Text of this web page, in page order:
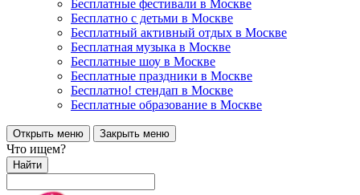
Бесплатные фестивали в Москве
Бесплатно с детьми в Москве
Бесплатный активный отдых в Москве
Бесплатная музыка в Москве
Бесплатные шоу в Москве
Бесплатные праздники в Москве
Бесплатно! стендап в Москве
Бесплатные образование в Москве
Открыть меню Закрыть меню
Что ищем?
Найти